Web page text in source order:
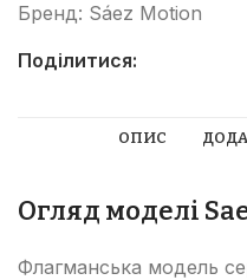
Бренд: Sáez Motion
Поділитися:
ОПИС
Огляд моделі
Флагманська модель